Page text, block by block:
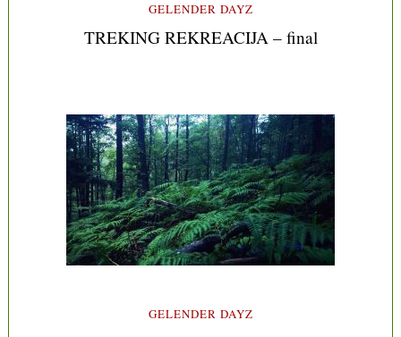
GELENDER DAYZ
TREKING REKREACIJA – final
GELENDER DAYZ